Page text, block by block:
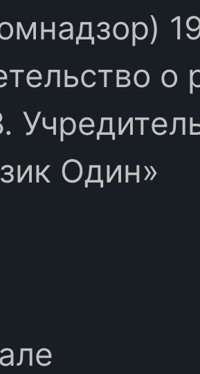
Один»